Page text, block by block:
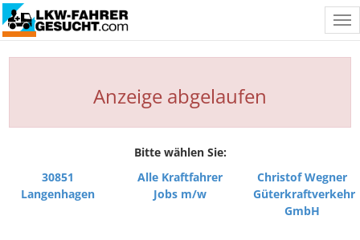
Anzeige abgelaufen
Bitte wählen Sie:
30851
Langenhagen
Alle Kraftfahrer
Jobs m/w
Christof Wegner
Güterkraftverkehr
GmbH